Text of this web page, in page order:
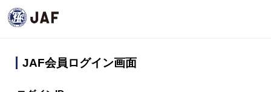
JAF会員ログイン画面